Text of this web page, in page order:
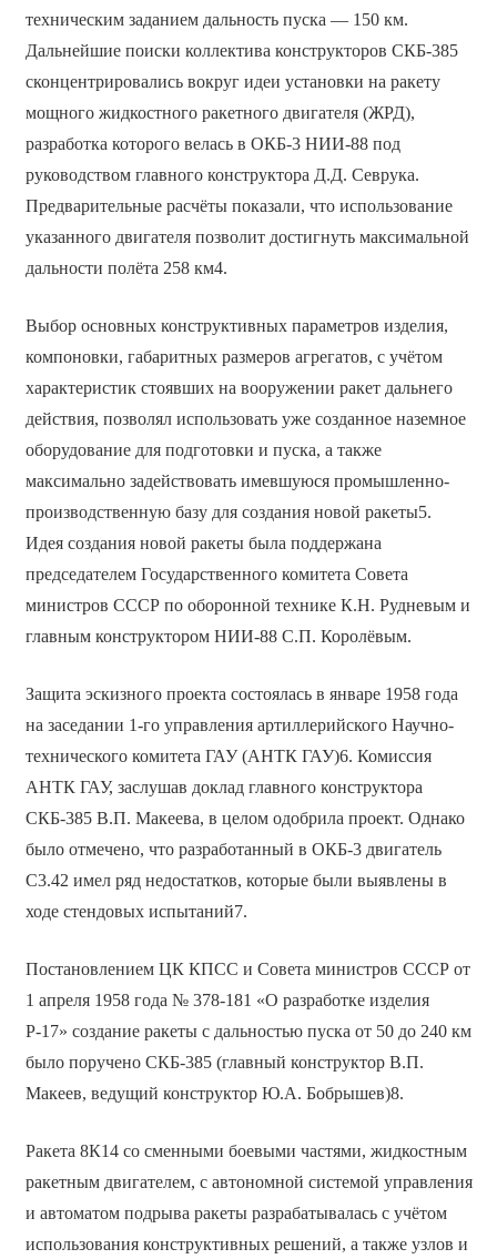
техническим заданием дальность пуска — 150 км.
Дальнейшие поиски коллектива конструкторов СКБ-385
сконцентрировались вокруг идеи установки на ракету
мощного жидкостного ракетного двигателя (ЖРД),
разработка которого велась в ОКБ-3 НИИ-88 под
руководством главного конструктора Д.Д. Севрука.
Предварительные расчёты показали, что использование
указанного двигателя позволит достигнуть максимальной
дальности полёта 258 км4.
Выбор основных конструктивных параметров изделия,
компоновки, габаритных размеров агрегатов, с учётом
характеристик стоявших на вооружении ракет дальнего
действия, позволял использовать уже созданное наземное
оборудование для подготовки и пуска, а также
максимально задействовать имевшуюся промышленно-
производственную базу для создания новой ракеты5.
Идея создания новой ракеты была поддержана
председателем Государственного комитета Совета
министров СССР по оборонной технике К.Н. Рудневым и
главным конструктором НИИ-88 С.П. Королёвым.
Защита эскизного проекта состоялась в январе 1958 года
на заседании 1-го управления артиллерийского Научно-
технического комитета ГАУ (АНТК ГАУ)6. Комиссия
АНТК ГАУ, заслушав доклад главного конструктора
СКБ-385 В.П. Макеева, в целом одобрила проект. Однако
было отмечено, что разработанный в ОКБ-3 двигатель
С3.42 имел ряд недостатков, которые были выявлены в
ходе стендовых испытаний7.
Постановлением ЦК КПСС и Совета министров СССР от
1 апреля 1958 года № 378-181 «О разработке изделия
Р-17» создание ракеты с дальностью пуска от 50 до 240 км
было поручено СКБ-385 (главный конструктор В.П.
Макеев, ведущий конструктор Ю.А. Бобрышев)8.
Ракета 8К14 со сменными боевыми частями, жидкостным
ракетным двигателем, с автономной системой управления
и автоматом подрыва ракеты разрабатывалась с учётом
использования конструктивных решений, а также узлов и